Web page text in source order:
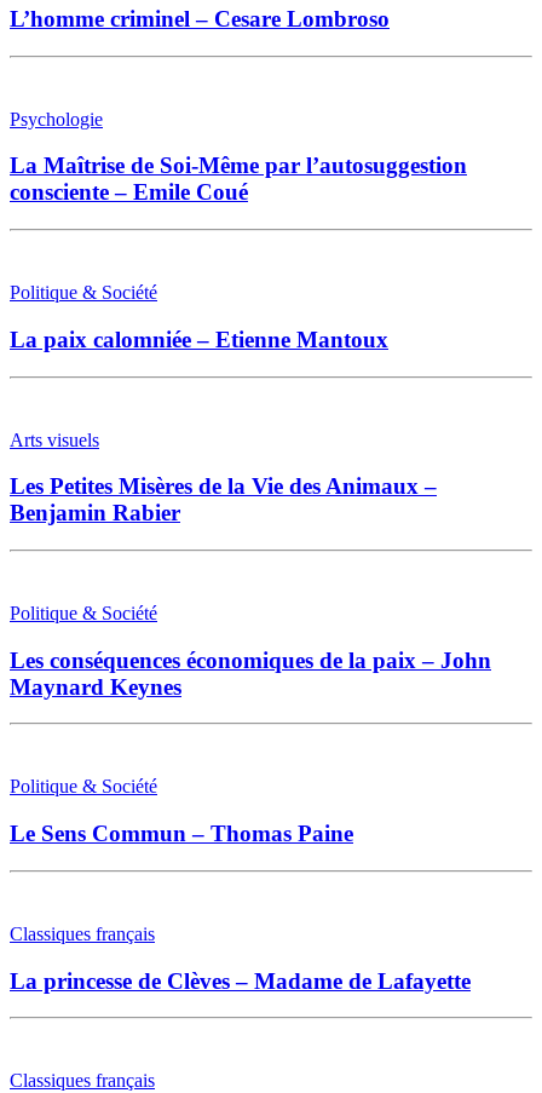
L’homme criminel – Cesare Lombroso
Psychologie
La Maîtrise de Soi-Même par l’autosuggestion
consciente – Emile Coué
Politique & Société
La paix calomniée – Etienne Mantoux
Arts visuels
Les Petites Misères de la Vie des Animaux –
Benjamin Rabier
Politique & Société
Les conséquences économiques de la paix – John
Maynard Keynes
Politique & Société
Le Sens Commun – Thomas Paine
Classiques français
La princesse de Clèves – Madame de Lafayette
Classiques français